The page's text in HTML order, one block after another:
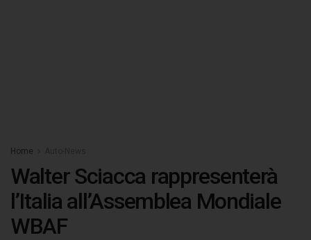
Home
Walter Sciacca rappresenterà
l’Italia all’Assemblea Mondiale
WBAF